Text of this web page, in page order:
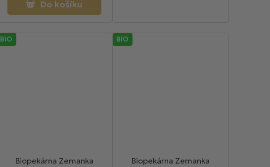
Do košíku
BIO
Biopekárna Zemanka
BIO
Biopekárna Zemanka